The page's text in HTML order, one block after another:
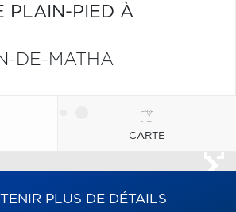
PLAIN-PIED À
DE-MATHA
CARTE
PLUS DE DÉTAILS